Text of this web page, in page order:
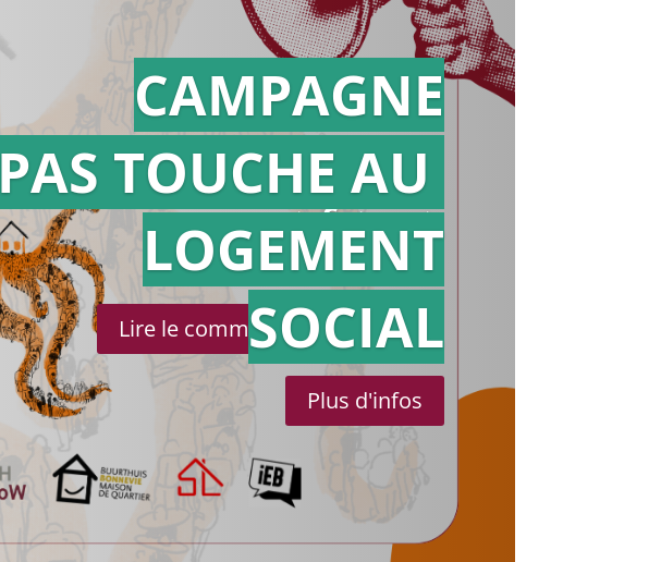
Action en
référé
Lire le communiqué de presse
CAMPAGNE
PAS TOUCHE AU
LOGEMENT
SOCIAL
Plus d'infos